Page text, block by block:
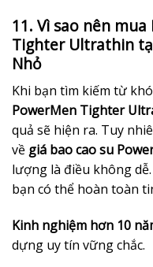
11. Vì sao nên
Tighter Ultrathin
Nhỏ
Khi bạn tìm kiếm từ
PowerMen Tighter
quả sẽ hiện ra. Tuy
về giá bao cao su
lượng là điều không
bạn có thể hoàn toàn
Kinh nghiệm hơn 10
dựng uy tín vững chắc.